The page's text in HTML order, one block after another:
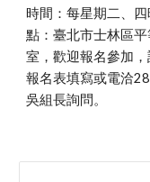
時間：每星期二、
點：臺北市士林區
室，歡迎報名參加
報名表填寫或電洽
吳組長詢問。